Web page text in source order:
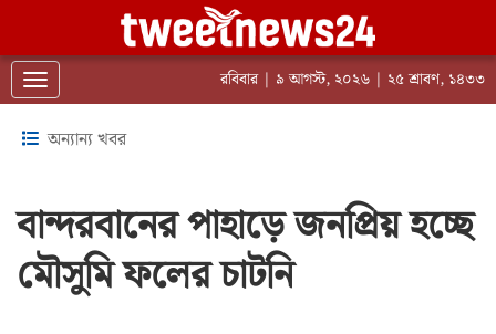
Toggle navigation রবিবার | ৯ আগস্ট, ২০২৬ | ২৫ শ্রাবণ, ১৪৩৩
অন্যান্য খবর
বান্দরবানের পাহাড়ে জনপ্রিয় হচ্ছে
মৌসুমি ফলের চাটনি